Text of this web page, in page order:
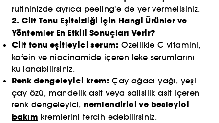
rutininizde ayrıca peeling'e de yer vermelisiniz.
2. Cilt Tonu Eşitsizliği için Hangi Ürünler ve
Yöntemler En Etkili Sonuçları Verir?
Cilt tonu eşitleyici serum: Özellikle C vitamini,
kafein ve niacinamide içeren leke serumlarını
kullanabilirsiniz.
Renk dengeleyici krem: Çay ağacı yağı, yeşil
çay özü, mandelik asit veya salisilik asit içeren
renk dengeleyici, nemlendirici ve besleyici
bakım kremlerini tercih edebilirsiniz.